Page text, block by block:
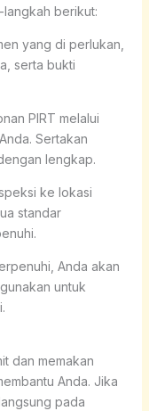
langkah berikut:
yang di perlukan,
serta bukti
PIRT melalui
Sertakan
lengkap.
ke lokasi
standar
Anda akan
untuk
dan memakan
Anda. Jika
pada